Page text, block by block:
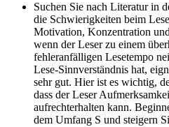
Suchen Sie nach Literatur in
die Schwierigkeiten beim
Motivation, Konzentration
wenn der Leser zu einem
fehleranfälligen Lesetempo
Lese-Sinnverständnis hat,
sehr gut. Hier ist es wichtig,
dass der Leser
aufrechterhalten kann.
dem Umfang S und steigern